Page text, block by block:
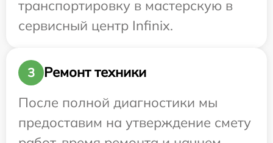
транспортировку в мастерскую в
сервисный центр Infinix.
3
Ремонт техники
После полной диагностики мы
предоставим на утверждение смету